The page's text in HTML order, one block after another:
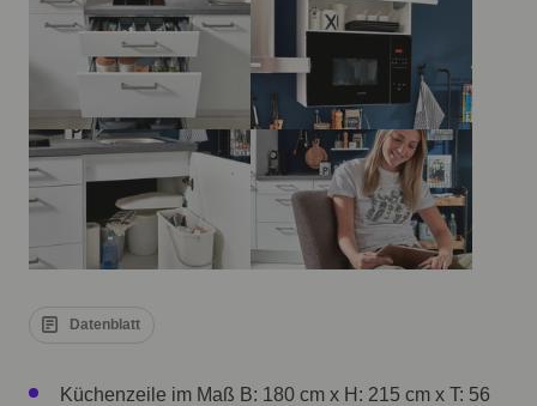
Datenblatt
Küchenzeile im Maß B: 180 cm x H: 215 cm x T: 56